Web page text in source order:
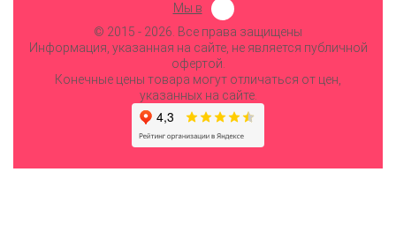
Мы в
© 2015 - 2026. Все права защищены
Информация, указанная на сайте, не является публичной
офертой.
Конечные цены товара могут отличаться от цен,
указанных на сайте.